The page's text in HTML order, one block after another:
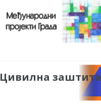
Цивилна заштита